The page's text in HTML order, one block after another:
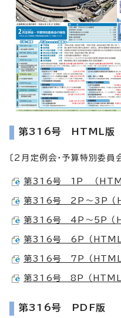
第316号 HTML版
〔2月定例会・予算特別委員
第316号 1P （
第316号 2P～3P （
第316号 4P～5P （
第316号 6P （
第316号 7P （
第316号 8P （HTML
第316号 PDF版